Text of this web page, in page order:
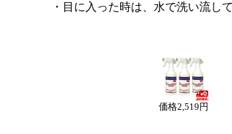
・目に入った時は、水で洗い流し
価格2,519円